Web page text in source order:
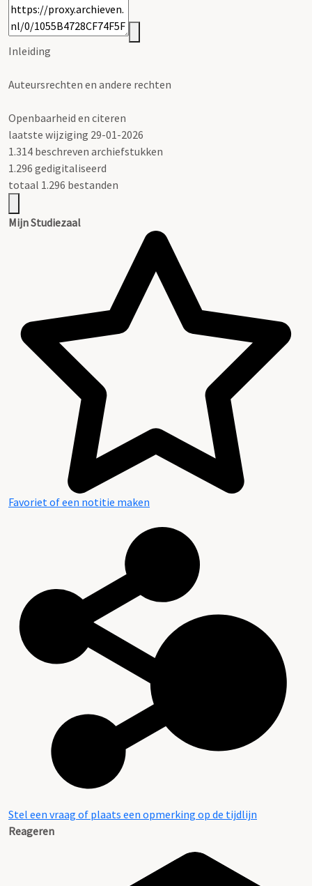
Inleiding
Auteursrechten en andere rechten
Openbaarheid en citeren
laatste wijziging 29-01-2026
1.314 beschreven archiefstukken
1.296 gedigitaliseerd
totaal 1.296 bestanden
Mijn Studiezaal
Favoriet of een notitie maken
Stel een vraag of plaats een opmerking op de tijdlijn
Reageren